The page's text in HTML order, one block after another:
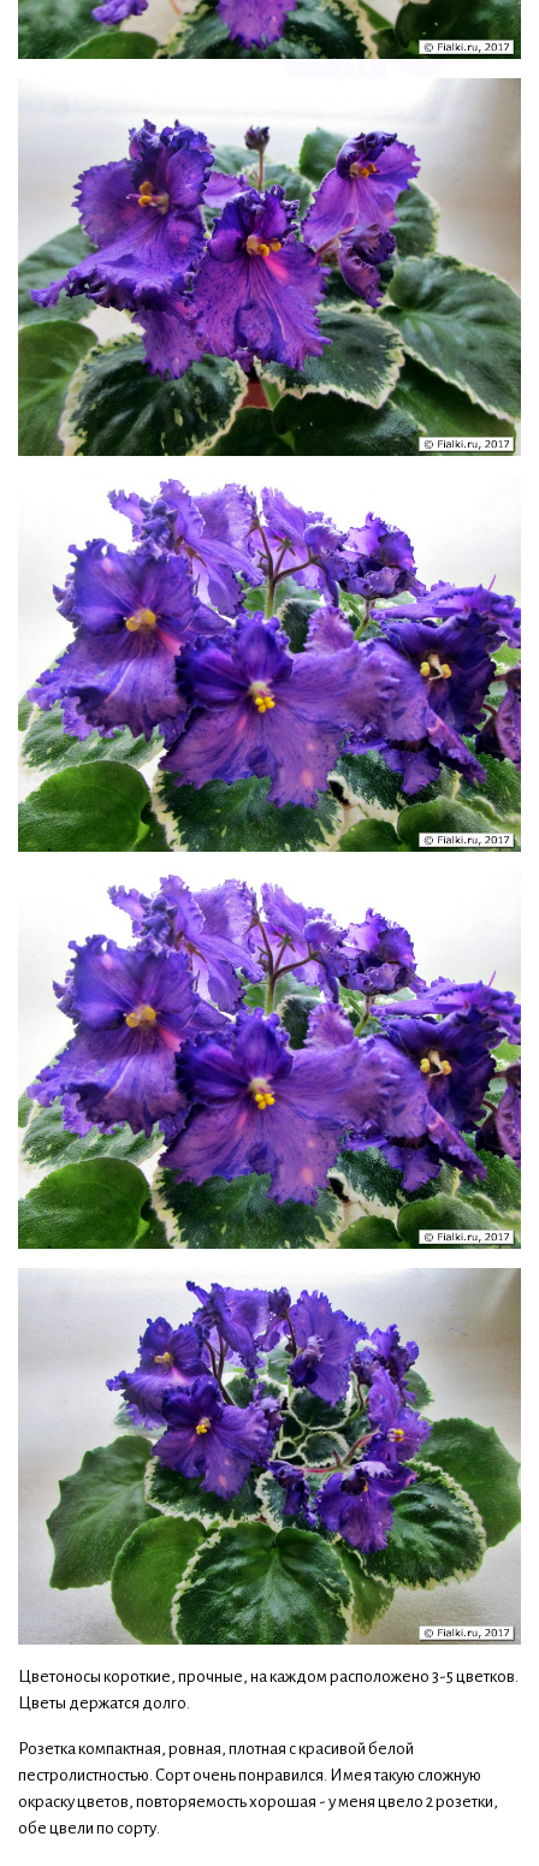
Цветоносы короткие, прочные, на каждом расположено 3-5 цветков.
Цветы держатся долго.
Розетка компактная, ровная, плотная с красивой белой
пестролистностью. Сорт очень понравился. Имея такую сложную
окраску цветов, повторяемость хорошая - у меня цвело 2 розетки,
обе цвели по сорту.